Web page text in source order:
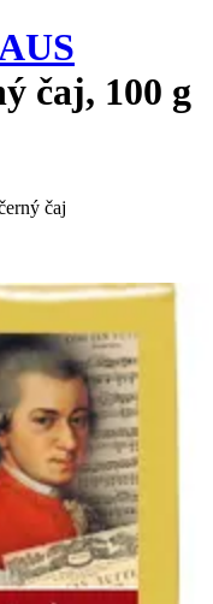
čaj, 100 g
čaj